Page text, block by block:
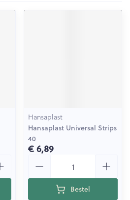
Hansaplast
Hansaplast Universal Strips
40
€ 6,89
Bestel